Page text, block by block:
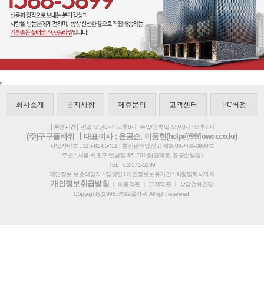
회사소개 공지사항 제휴문의 고객센터 PC버전
│운영시간│ 평일:오전8시~오후8시│주말/공휴일:오전8시~오후7시
(주)구구플라워 ㅣ대표이사 : 윤공순, 이동현(help@99flower.co.kr)
사업자번호 : 125-81-65451 | 통신판매업신고 제2008-서초-0800호
주소 : 서울 서초구 언남길 35, 201호(양재동, 윤공순빌딩)
TEL : 02-571-5199
개인정보 보호책임자 : 김상민 l 개인정보보유기간 : 회원탈퇴시까지
개인정보취급방침 이용약관ㅣ 고객약관ㅣ
상담전화연결
Copyright(c)1998. ㈜99플라워 All right reserved.